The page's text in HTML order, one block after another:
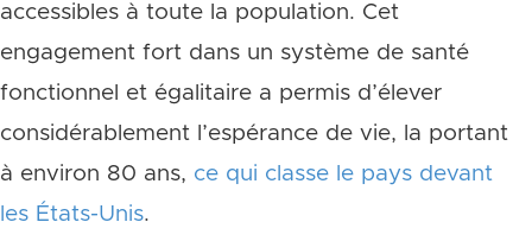
accessibles à toute la population. Cet
engagement fort dans un système de santé
fonctionnel et égalitaire a permis d’élever
considérablement l’espérance de vie, la portant
à environ 80 ans, ce qui classe le pays devant
les États-Unis.